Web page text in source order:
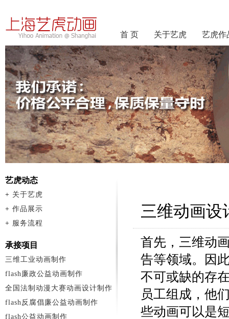
首 页 关于艺虎 艺虎作
三维动画设
首先，三维动
告等领域。因
不可或缺的存
员工组成，他
些动画可以是
艺虎动态
+ 关于艺虎
+ 作品展示
+ 服务流程
承接项目
三维工业动画制作
flash廉政公益动画制作
全国法制动漫大赛动画设计制作
flash反腐倡廉公益动画制作
flash公益动画制作